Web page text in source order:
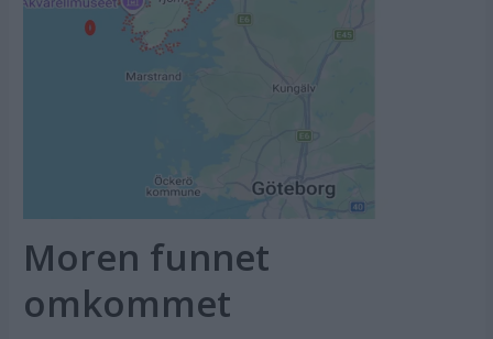
Moren funnet
omkommet